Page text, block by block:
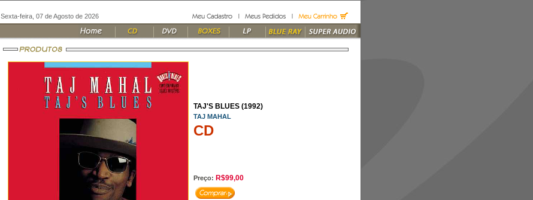
Sexta-feira, 07 de Agosto de 2026
TAJ'S BLUES (1992)
TAJ MAHAL
CD
Preço: R$99,00